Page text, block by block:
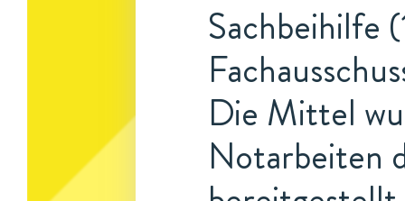
Sachbeihilfe
Die Mittel
Notarbeiten